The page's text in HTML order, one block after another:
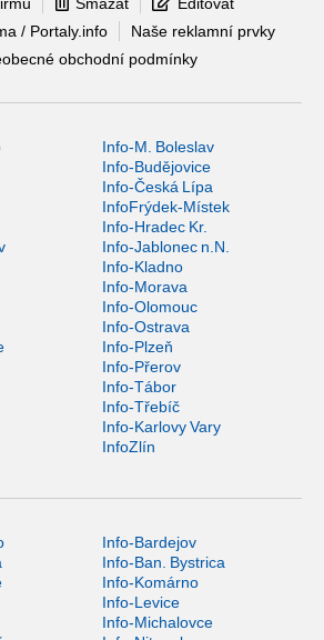
/ Portaly.info
Naše reklamní prvky
obchodní podmínky
Info-M. Boleslav
Info-Budějovice
Info-Česká Lípa
InfoFrýdek-Místek
Info-Hradec Kr.
Info-Jablonec n.N.
Info-Kladno
Info-Morava
Info-Olomouc
Info-Ostrava
Info-Plzeň
Info-Přerov
Info-Tábor
Info-Třebíč
Info-Karlovy Vary
InfoZlín
Info-Bardejov
Info-Ban. Bystrica
Info-Komárno
Info-Levice
Info-Michalovce